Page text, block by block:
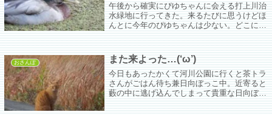
午後から確実にぴゆちゃんに会える打上川治
水緑地に行ってきた。来るたびに思うけどほ
んとに今年のぴゆちゃんは少ない。どこに行
かくれんぼしているのか全く見えない。あと
何日かで冬至というだけあって午後２時ごろ
にはすでに夕暮れの気配。
おさんぽ また来よった…(‘ω’)
今日もあったかくて河川公園に行くと茶トラ
さんがごはん待ち兼日向ぼっこ中。近寄ると
藪の中に逃げ込んでしまって貴重な日向ぼっ